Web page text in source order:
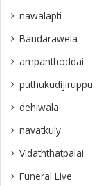
nawalapti
Bandarawela
ampanthoddai
puthukudijiruppu
dehiwala
navatkuly
Vidaththatpalai
Funeral Live